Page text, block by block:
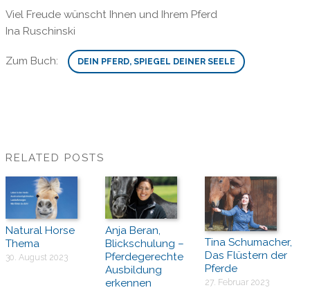
Viel Freude wünscht Ihnen und Ihrem Pferd
Ina Ruschinski
Zum Buch: DEIN PFERD, SPIEGEL DEINER SEELE
RELATED POSTS
Natural Horse
Thema
30. August 2023
Anja Beran,
Blickschulung –
Pferdegerechte
Ausbildung
erkennen
Tina Schumacher,
Das Flüstern der
Pferde
27. Februar 2023